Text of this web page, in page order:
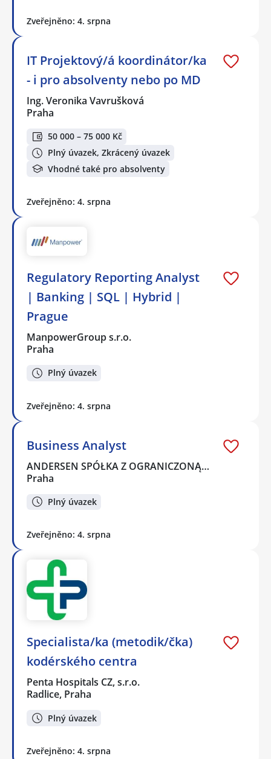
Zveřejněno: 4. srpna
IT Projektový/á koordinátor/ka
- i pro absolventy nebo po MD
Ing. Veronika Vavrušková
Praha
50 000 – 75 000 Kč
Plný úvazek, Zkrácený úvazek
Vhodné také pro absolventy
Zveřejněno: 4. srpna
Regulatory Reporting Analyst
| Banking | SQL | Hybrid |
Prague
ManpowerGroup s.r.o.
Praha
Plný úvazek
Zveřejněno: 4. srpna
Business Analyst
ANDERSEN SPÓŁKA Z OGRANICZONĄ…
Praha
Plný úvazek
Zveřejněno: 4. srpna
Specialista/ka (metodik/čka)
kodérského centra
Penta Hospitals CZ, s.r.o.
Radlice, Praha
Plný úvazek
Zveřejněno: 4. srpna